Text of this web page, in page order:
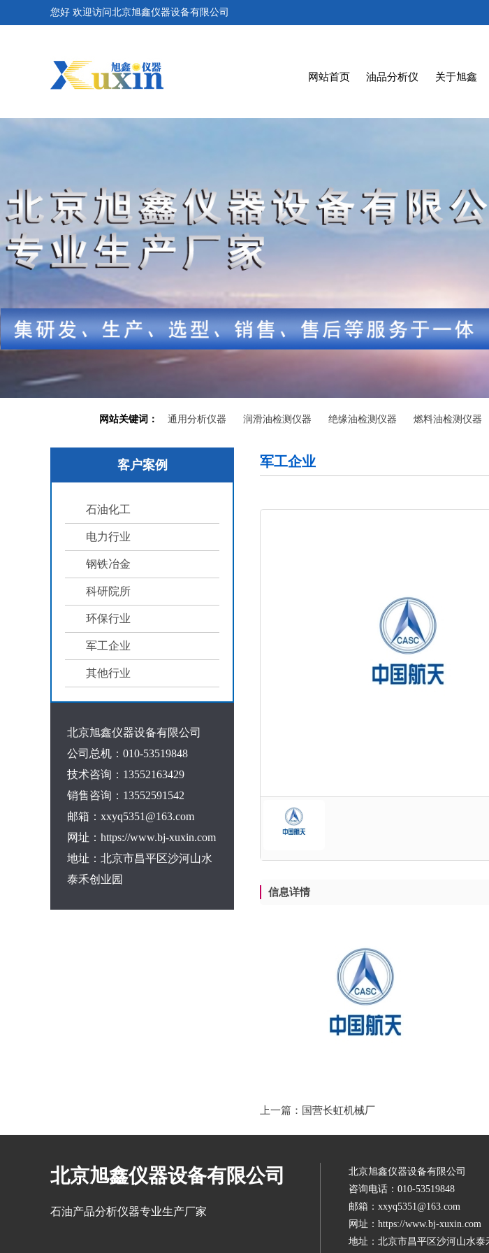
您好 欢迎访问北京旭鑫仪器设备有限公司
网站首页 油品分析仪 关于旭鑫
网站关键词： 通用分析仪器 润滑油检测仪器 绝缘油检测仪器 燃料油检测仪器
客户案例
石油化工
电力行业
钢铁冶金
科研院所
环保行业
军工企业
其他行业
北京旭鑫仪器设备有限公司
公司总机：010-53519848
技术咨询：13552163429
销售咨询：13552591542
邮箱：xxyq5351@163.com
网址：https://www.bj-xuxin.com
地址：北京市昌平区沙河山水
泰禾创业园
军工企业
信息详情
上一篇： 国营长虹机械厂
北京旭鑫仪器设备有限公司
石油产品分析仪器专业生产厂家
北京旭鑫仪器设备有限公司
咨询电话：010-53519848
邮箱：xxyq5351@163.com
网址：https://www.bj-xuxin.com
地址：北京市昌平区沙河山水泰